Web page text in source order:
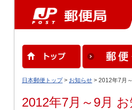
日本郵便トップ> お知らせ > 2012年7月
2012年7月～9月